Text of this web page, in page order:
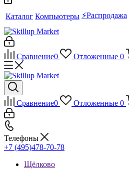
Каталог Компьютеры ⚡️Распродажа
Сравнение0 Отложенные 0
Сравнение0 Отложенные 0
Телефоны
+7 (495)478-70-78
Щёлково